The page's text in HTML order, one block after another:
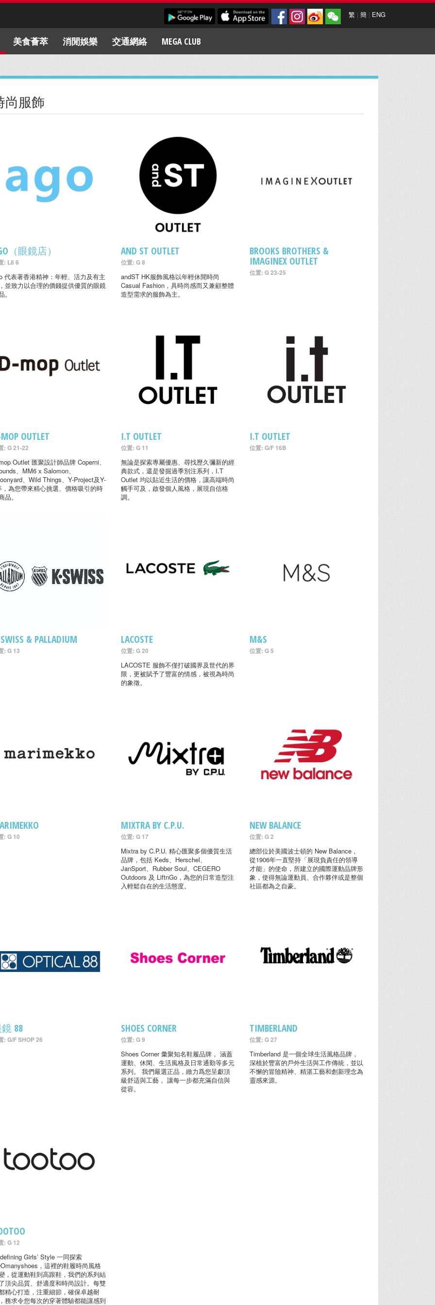
繁 | 簡 | ENG
美食薈萃 消閒娛樂 交通網絡 MEGA CLUB
尚服飾
（眼鏡店）
: L8 6
代表著香港精神：年輕、活力及有主
並致力以合理的價錢提供優質的眼鏡
。
AND ST OUTLET
位置: G 8
andST HK服飾風格以年輕休閒時尚
Casual Fashion，具時尚感而又兼顧整體
造型需求的服飾為主。
BROOKS BROTHERS &
IMAGINEX OUTLET
位置: G 23-25
OUTLET
: G 21-22
Outlet 匯聚設計師品牌 Coperni、
、MM6 x Salomon、
、Wild Things、Y-Project及Y-
，為您帶來精心挑選、價格吸引的時
品。
I.T OUTLET
位置: G 11
無論是探索專屬優惠、尋找歷久彌新的經
典款式，還是發掘過季別注系列，I.T
Outlet 均以貼近生活的價格，讓高端時尚
觸手可及，啟發個人風格，展現自信格
調。
I.T OUTLET
位置: G/F 16B
& PALLADIUM
: G 13
LACOSTE
位置: G 20
LACOSTE 服飾不僅打破國界及世代的界
限，更被賦予了豐富的情感，被視為時尚
的象徵。
M&S
位置: G 5
: G 10
MIXTRA BY C.P.U.
位置: G 17
Mixtra by C.P.U. 精心匯聚多個優質生活
品牌，包括 Keds、Herschel、
JanSport、Rubber Soul、CEGERO
Outdoors 及 LiftnGo，為您的日常造型注
入輕鬆自在的生活態度。
NEW BALANCE
位置: G 2
總部位於美國波士頓的 New Balance，
從1906年一直堅持「展現負責任的領導
才能」的使命，所建立的國際運動品牌形
象，使得無論運動員、合作夥伴或是整個
社區都為之自豪。
88
: G/F SHOP 26
SHOES CORNER
位置: G 9
Shoes Corner 彙聚知名鞋履品牌， 涵蓋
運動、休閑、生活風格及日常通勤等多元
系列。 我們嚴選正品，緻力爲您呈獻頂
級舒适與工藝， 讓每一步都充滿自信與
從容。
TIMBERLAND
位置: G 27
Timberland 是一個全球生活風格品牌，
深植於豐富的戶外生活與工作傳統，並以
不懈的冒險精神、精湛工藝和創新理念為
靈感來源。
: G 12
Girls’ Style 一同探索
，這裡的鞋履時尚風格
，從運動鞋到高跟鞋，我們的系列結
頂尖品質、舒適度和時尚設計。每雙
精心打造，注重細節，確保卓越耐
務求令您每次的穿著體驗都能讓感到